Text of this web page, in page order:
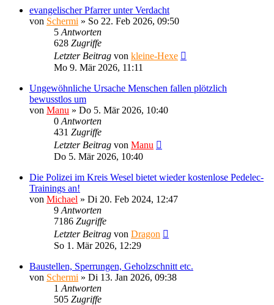
evangelischer Pfarrer unter Verdacht
von Schermi » So 22. Feb 2026, 09:50
5 Antworten
628 Zugriffe
Letzter Beitrag von kleine-Hexe
Mo 9. Mär 2026, 11:11
Ungewöhnliche Ursache Menschen fallen plötzlich
bewusstlos um
von Manu » Do 5. Mär 2026, 10:40
0 Antworten
431 Zugriffe
Letzter Beitrag von Manu
Do 5. Mär 2026, 10:40
Die Polizei im Kreis Wesel bietet wieder kostenlose Pedelec-
Trainings an!
von Michael » Di 20. Feb 2024, 12:47
9 Antworten
7186 Zugriffe
Letzter Beitrag von Dragon
So 1. Mär 2026, 12:29
Baustellen, Sperrungen, Geholzschnitt etc.
von Schermi » Di 13. Jan 2026, 09:38
1 Antworten
505 Zugriffe